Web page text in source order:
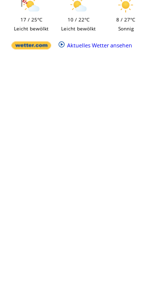
17 / 25°C
Leicht bewölkt
10 / 22°C
Leicht bewölkt
8 / 27°C
Sonnig
Aktuelles Wetter ansehen